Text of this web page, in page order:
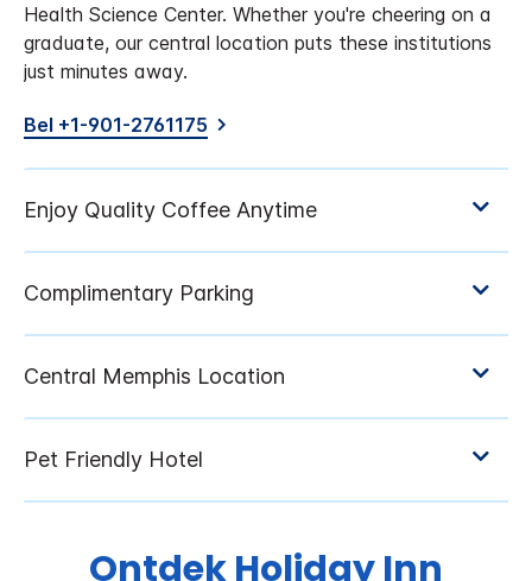
Health Science Center. Whether you're cheering on a
graduate, our central location puts these institutions
just minutes away.
Bel +1-901-2761175
OntdekHoliday Inn